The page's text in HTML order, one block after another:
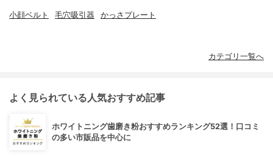
小顔ベルト 毛穴吸引器 かっさプレート
カテゴリ一覧へ
よく見られている人気おすすめ記事
ホワイトニング歯磨き粉おすすめランキング52選！口コミ
の多い市販品を中心に